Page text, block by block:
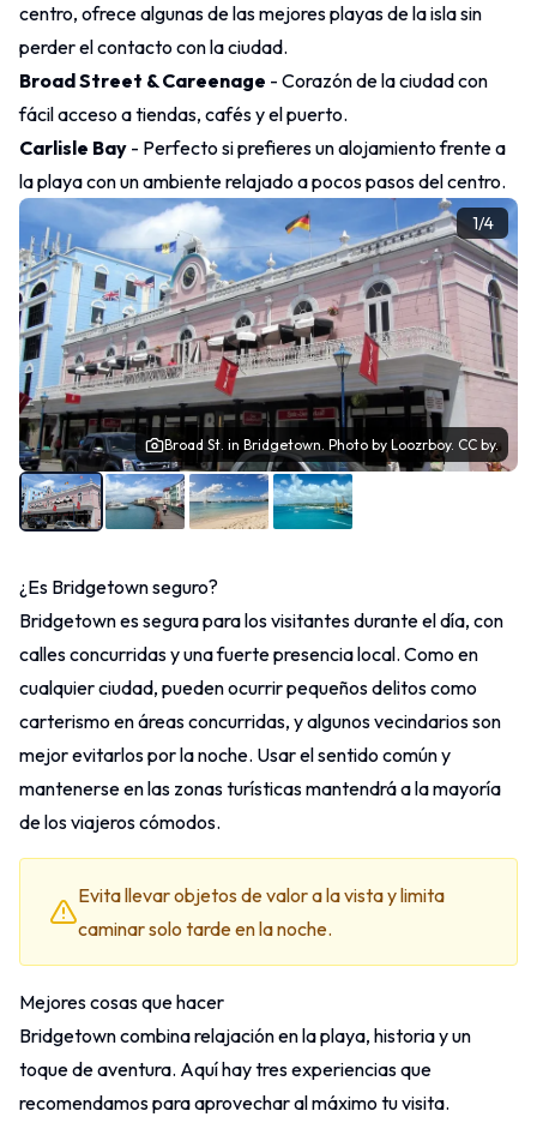
centro, ofrece algunas de las mejores playas de la isla sin
perder el contacto con la ciudad.
Broad Street & Careenage - Corazón de la ciudad con
fácil acceso a tiendas, cafés y el puerto.
Carlisle Bay - Perfecto si prefieres un alojamiento frente a
la playa con un ambiente relajado a pocos pasos del centro.
1/4
Broad St. in Bridgetown. Photo by Loozrboy. CC by.
¿Es Bridgetown seguro?
Bridgetown es segura para los visitantes durante el día, con
calles concurridas y una fuerte presencia local. Como en
cualquier ciudad, pueden ocurrir pequeños delitos como
carterismo en áreas concurridas, y algunos vecindarios son
mejor evitarlos por la noche. Usar el sentido común y
mantenerse en las zonas turísticas mantendrá a la mayoría
de los viajeros cómodos.
Evita llevar objetos de valor a la vista y limita
caminar solo tarde en la noche.
Mejores cosas que hacer
Bridgetown combina relajación en la playa, historia y un
toque de aventura. Aquí hay tres experiencias que
recomendamos para aprovechar al máximo tu visita.